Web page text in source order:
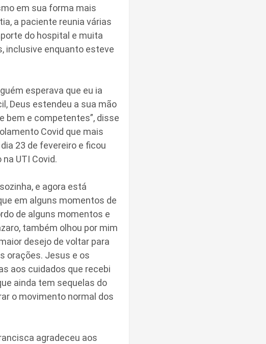
em sua forma mais
a paciente reunia várias
do hospital e muita
inclusive enquanto esteve
esperava que eu ia
Deus estendeu a sua mão
bem e competentes”, disse
Covid que mais
23 de fevereiro e ficou
UTI Covid.
e agora está
em alguns momentos de
de alguns momentos e
também olhou por mim
desejo de voltar para
orações. Jesus e os
aos cuidados que recebi
ainda tem sequelas do
o movimento normal dos
agradeceu aos